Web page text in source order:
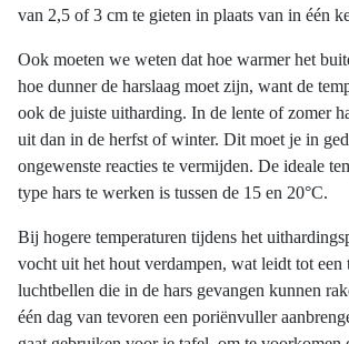
van 2,5 of 3 cm te gieten in plaats van in één
Ook moeten we weten dat hoe warmer het
hoe dunner de harslaag moet zijn, want de
ook de juiste uitharding. In de lente of zomer
uit dan in de herfst of winter. Dit moet je in
ongewenste reacties te vermijden. De ideale
type hars te werken is tussen de 15 en 20°C.
Bij hogere temperaturen tijdens het
vocht uit het hout verdampen, wat leidt tot een
luchtbellen die in de hars gevangen kunnen
één dag van tevoren een poriënvuller